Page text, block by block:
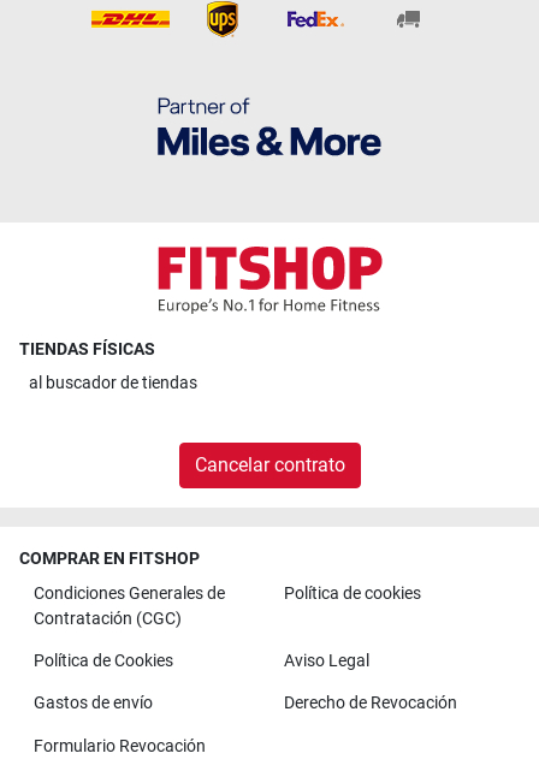
TIENDAS FÍSICAS
al buscador de tiendas
Cancelar contrato
COMPRAR EN FITSHOP
Condiciones Generales de
Contratación (CGC)
Política de cookies
Política de Cookies Aviso Legal
Gastos de envío Derecho de Revocación
Formulario Revocación